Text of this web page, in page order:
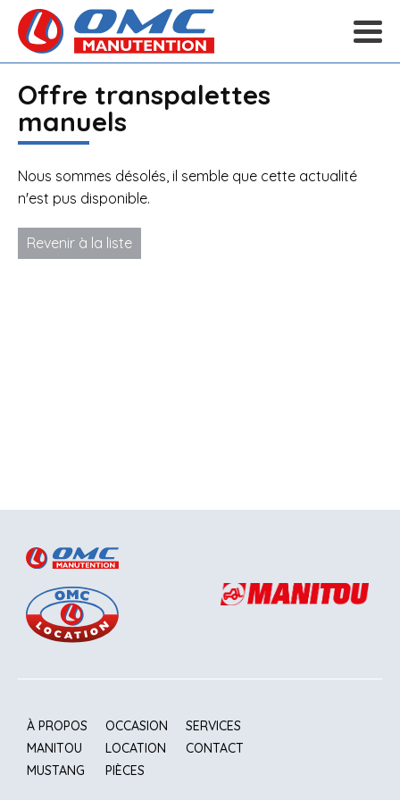
Offre transpalettes
manuels
Nous sommes désolés, il semble que cette actualité
n'est pus disponible.
Revenir à la liste
À PROPOS
MANITOU
MUSTANG
OCCASION
LOCATION
PIÈCES
SERVICES
CONTACT